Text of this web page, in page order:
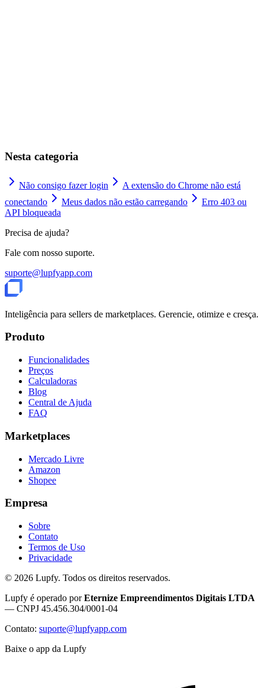
Nesta categoria
Não consigo fazer login
A extensão do Chrome não está
conectando
Meus dados não estão carregando
Erro 403 ou
API bloqueada
Precisa de ajuda?
Fale com nosso suporte.
suporte@lupfyapp.com
Inteligência para sellers de marketplaces. Gerencie, otimize e cresça.
Produto
Funcionalidades
Preços
Calculadoras
Blog
Central de Ajuda
FAQ
Marketplaces
Mercado Livre
Amazon
Shopee
Empresa
Sobre
Contato
Termos de Uso
Privacidade
© 2026 Lupfy. Todos os direitos reservados.
Lupfy é operado porEternize Empreendimentos Digitais LTDA
— CNPJ 45.456.304/0001-04
Contato: suporte@lupfyapp.com
Baixe o app da Lupfy